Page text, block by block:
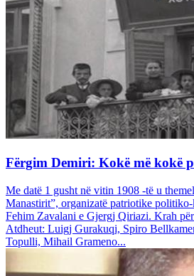
Fërgim Demiri: Kokë më kokë
Me datë 1 gusht në vitin 1908 -të u
Manastirit”, organizatë patriotike
Fehim Zavalani e Gjergj Qiriazi. Krah
Atdheut: Luigj Gurakuqi, Spiro
Topulli, Mihail Grameno...